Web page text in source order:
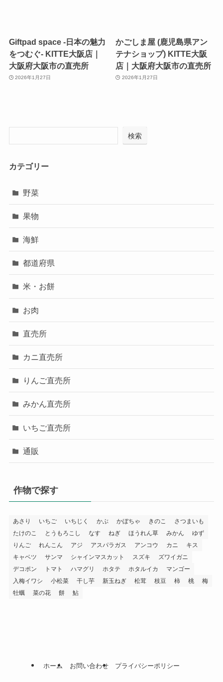
Giftpad space -日本の魅力
をつむぐ- KITTE大阪店｜
大阪府大阪市の直売所
2026年1月27日
かごしま屋 (鹿児島県アン
テナショップ) KITTE大阪
店｜大阪府大阪市の直売所
2026年1月27日
検索
カテゴリー
野菜
果物
海鮮
都道府県
米・お餅
お肉
直売所
カニ直売所
りんご直売所
みかん直売所
いちご直売所
通販
作物で探す
あさり いちご いちじく かぶ かぼちゃ きのこ
さつまいも
たけのこ
とうもろこし なす ねぎ ほうれん草 みかん
ゆず
りんご
れんこん アジ アスパラガス アンコウ カニ
キス
キャベツ
サンマ シャインマスカット スズキ
ズワイガニ
デコポン
トマト ハマグリ ホタテ ホタルイカ
マンゴー
入梅イワシ
小松菜 干し芋 新玉ねぎ 松茸 枝豆 柿 桃
梅
牡蠣
菜の花 餅 鮎
ホーム お問い合わせ プライバシーポリシー